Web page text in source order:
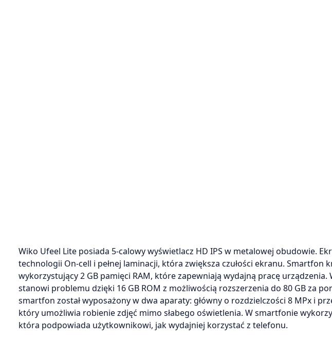
Wiko Ufeel Lite posiada 5-calowy wyświetlacz HD IPS w metalowej obudowie.
technologii On-cell i pełnej laminacji, która zwiększa czułości ekranu. Smartfon
wykorzystujący 2 GB pamięci RAM, które zapewniają wydajną pracę
stanowi problemu dzięki 16 GB ROM z możliwością rozszerzenia do 80 GB za
smartfon został wyposażony w dwa aparaty: główny o rozdzielczości 8 MPx i
który umożliwia robienie zdjęć mimo słabego oświetlenia. W smartfonie
która podpowiada użytkownikowi, jak wydajniej korzystać z telefonu.